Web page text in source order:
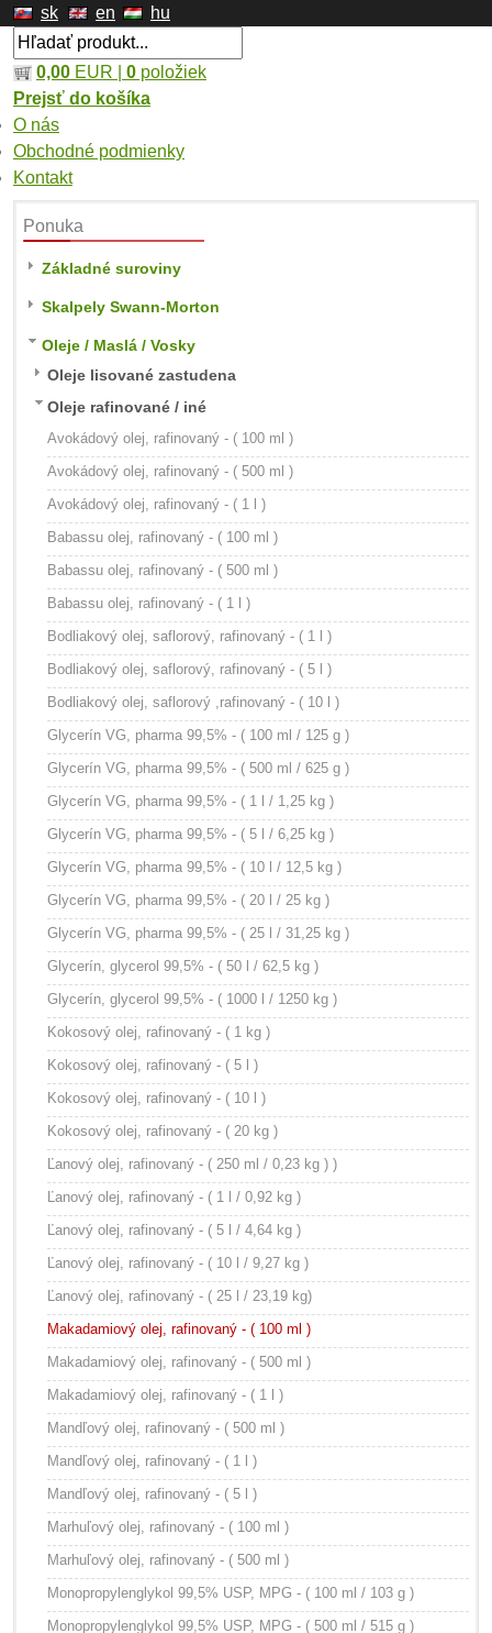
sk en hu
0,00 EUR | 0 položiek
Prejsť do košíka
O nás
Obchodné podmienky
Kontakt
Ponuka
Základné suroviny
Skalpely Swann-Morton
Oleje / Maslá / Vosky
Oleje lisované zastudena
Oleje rafinované / iné
Avokádový olej, rafinovaný - ( 100 ml )
Avokádový olej, rafinovaný - ( 500 ml )
Avokádový olej, rafinovaný - ( 1 l )
Babassu olej, rafinovaný - ( 100 ml )
Babassu olej, rafinovaný - ( 500 ml )
Babassu olej, rafinovaný - ( 1 l )
Bodliakový olej, saflorový, rafinovaný - ( 1 l )
Bodliakový olej, saflorový, rafinovaný - ( 5 l )
Bodliakový olej, saflorový ,rafinovaný - ( 10 l )
Glycerín VG, pharma 99,5% - ( 100 ml / 125 g )
Glycerín VG, pharma 99,5% - ( 500 ml / 625 g )
Glycerín VG, pharma 99,5% - ( 1 l / 1,25 kg )
Glycerín VG, pharma 99,5% - ( 5 l / 6,25 kg )
Glycerín VG, pharma 99,5% - ( 10 l / 12,5 kg )
Glycerín VG, pharma 99,5% - ( 20 l / 25 kg )
Glycerín VG, pharma 99,5% - ( 25 l / 31,25 kg )
Glycerín, glycerol 99,5% - ( 50 l / 62,5 kg )
Glycerín, glycerol 99,5% - ( 1000 l / 1250 kg )
Kokosový olej, rafinovaný - ( 1 kg )
Kokosový olej, rafinovaný - ( 5 l )
Kokosový olej, rafinovaný - ( 10 l )
Kokosový olej, rafinovaný - ( 20 kg )
Ľanový olej, rafinovaný - ( 250 ml / 0,23 kg ) )
Ľanový olej, rafinovaný - ( 1 l / 0,92 kg )
Ľanový olej, rafinovaný - ( 5 l / 4,64 kg )
Ľanový olej, rafinovaný - ( 10 l / 9,27 kg )
Ľanový olej, rafinovaný - ( 25 l / 23,19 kg)
Makadamiový olej, rafinovaný - ( 100 ml )
Makadamiový olej, rafinovaný - ( 500 ml )
Makadamiový olej, rafinovaný - ( 1 l )
Mandľový olej, rafinovaný - ( 500 ml )
Mandľový olej, rafinovaný - ( 1 l )
Mandľový olej, rafinovaný - ( 5 l )
Marhuľový olej, rafinovaný - ( 100 ml )
Marhuľový olej, rafinovaný - ( 500 ml )
Monopropylenglykol 99,5% USP, MPG - ( 100 ml / 103 g )
Monopropylenglykol 99,5% USP, MPG - ( 500 ml / 515 g )